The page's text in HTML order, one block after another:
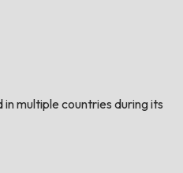
in multiple countries during its